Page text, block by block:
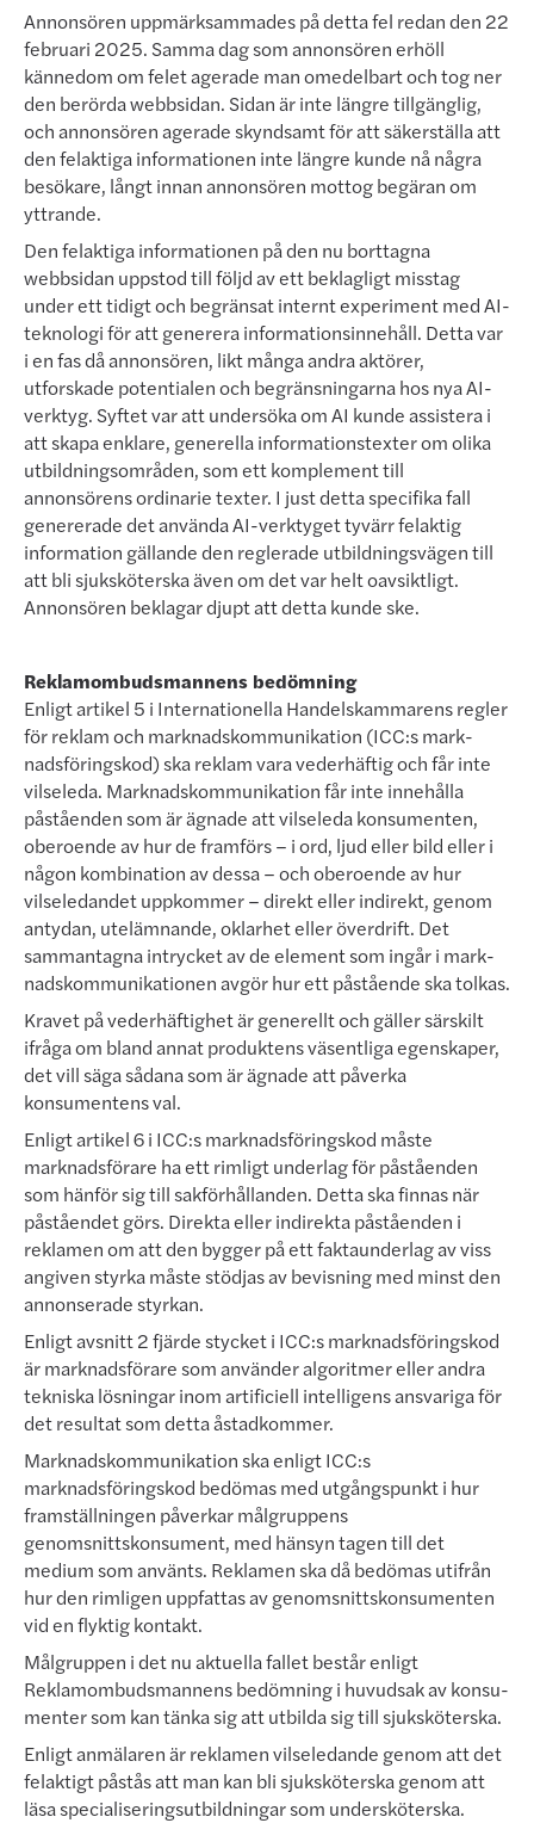
Annonsören uppmärksammades på detta fel redan den 22
februari 2025. Samma dag som annonsören erhöll
kännedom om felet agerade man omedelbart och tog ner
den berörda webbsidan. Sidan är inte längre till­gäng­lig,
och annonsören agerade skyndsamt för att säkerställa att
den felaktiga informationen inte längre kunde nå några
besökare, långt innan annonsören mottog begäran om
yttrande.
Den felaktiga informationen på den nu borttagna
webbsidan uppstod till följd av ett beklagligt misstag
under ett tidigt och begränsat internt experiment med AI-
teknologi för att generera informationsinnehåll. Detta var
i en fas då annonsören, likt många andra aktörer,
utforskade potentialen och begränsningarna hos nya AI-
verktyg. Syft­et var att undersöka om AI kunde assistera i
att skapa enklare, generella informationstexter om olika
utbild­nings­­områden, som ett komplement till
annonsörens ordinarie texter. I just detta specifika fall
genererade det använda AI-verktyget tyvärr felaktig
information gällande den reglerade utbildningsvägen till
att bli sjuk­sköt­erska även om det var helt oavsiktligt.
Annonsören beklagar djupt att detta kunde ske.
Reklamombudsmannens bedömning
Enligt artikel 5 i Internationella Handelskammarens regler
för reklam och marknadskommunikation (ICC:s mark­
nadsföringskod) ska reklam vara vederhäftig och får inte
vilseleda. Marknadskommunikation får inte innehålla
påståenden som är ägnade att vilseleda konsumenten,
oberoende av hur de framförs – i ord, ljud eller bild eller i
någon kombination av dessa – och oberoende av hur
vilseledandet uppkommer – direkt eller indirekt, genom
antydan, utelämnande, oklarhet eller överdrift. Det
sammantagna intrycket av de element som ingår i mark­
nads­kommunikationen avgör hur ett påstående ska tolkas.
Kravet på vederhäftighet är generellt och gäller särskilt
ifråga om bland annat produktens väsentliga egen­skaper,
det vill säga sådana som är ägnade att påverka
konsumentens val.
Enligt artikel 6 i ICC:s marknadsföringskod måste
marknadsförare ha ett rimligt underlag för påståenden
som hänför sig till sakförhållanden. Detta ska finnas när
påståendet görs. Direkta eller indirekta påståenden i
reklam­en om att den bygger på ett faktaunderlag av viss
angiven styrka måste stödjas av bevisning med minst den
annonserade styrkan.
Enligt avsnitt 2 fjärde stycket i ICC:s marknadsföringskod
är marknadsförare som an­vänd­er algoritmer eller andra
tekniska lösningar inom artificiell intelligens ansvariga för
det resultat som detta åstadkommer.
Marknadskommunikation ska enligt ICC:s
marknadsföringskod bedömas med utgångspunkt i hur
framställning­en påverkar målgruppens
genomsnittskonsument, med hänsyn tagen till det
medium som använts. Reklamen ska då be­dömas utifrån
hur den rimligen uppfattas av genomsnittskonsumenten
vid en flyktig kontakt.
Målgruppen i det nu aktu­ella fallet består enligt
Reklamombudsmannens bedömning i huvudsak av konsu­
ment­er som kan tänka sig att utbilda sig till sjuksköterska.
Enligt anmälaren är reklamen vilseledande genom att det
felaktigt påstås att man kan bli sjuksköterska genom att
läsa specialiseringsutbildningar som undersköterska.